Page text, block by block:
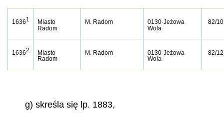
16361
Miasto
Radom
M. Radom
0130-Jeżowa
Wola
82/10
16362
Miasto
Radom
M. Radom
0130-Jeżowa
Wola
82/12
g) skreśla się lp. 1883,